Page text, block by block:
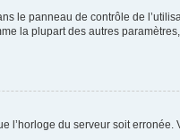
le panneau de contrôle de
la plupart des autres
l’horloge du serveur soit